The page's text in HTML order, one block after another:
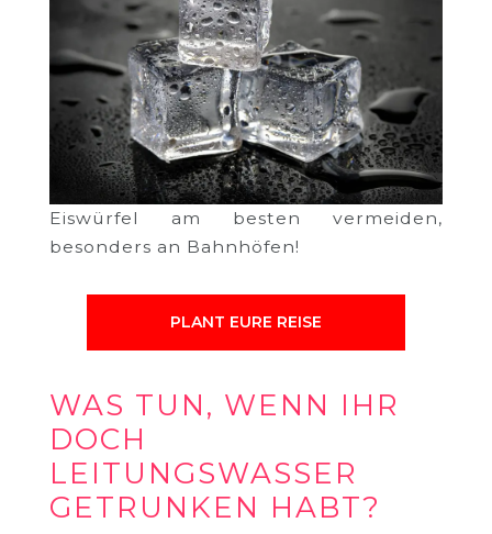
Eiswürfel am besten vermeiden,
besonders an Bahnhöfen!
PLANT EURE REISE
WAS TUN, WENN IHR
DOCH
LEITUNGSWASSER
GETRUNKEN HABT?